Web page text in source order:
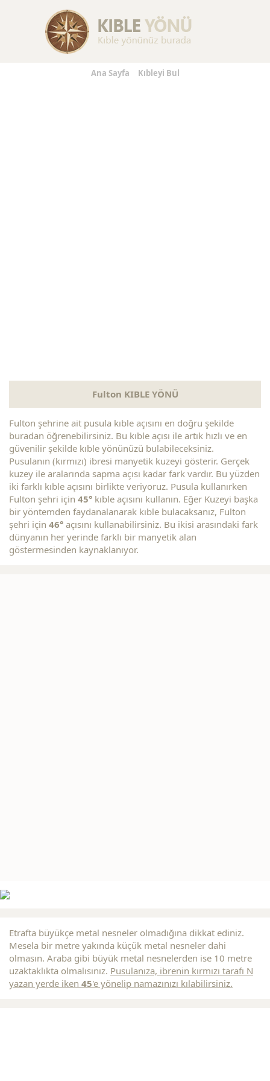
Replica Handbags
Ana Sayfa Kıbleyi Bul
Fulton KIBLE YÖNÜ
Fulton şehrine ait pusula kıble açısını en doğru şekilde
buradan öğrenebilirsiniz. Bu kıble açısı ile artık hızlı ve en
güvenilir şekilde kıble yönünüzü bulabileceksiniz.
Pusulanın (kırmızı) ibresi manyetik kuzeyi gösterir. Gerçek
kuzey ile aralarında sapma açısı kadar fark vardır. Bu yüzden
iki farklı kıble açısını birlikte veriyoruz. Pusula kullanırken
Fulton şehri için 45° kıble açısını kullanın. Eğer Kuzeyi başka
bir yöntemden faydanalanarak kıble bulacaksanız, Fulton
şehri için 46° açısını kullanabilirsiniz. Bu ikisi arasındaki fark
dünyanın her yerinde farklı bir manyetik alan
göstermesinden kaynaklanıyor.
Etrafta büyükçe metal nesneler olmadığına dikkat ediniz.
Mesela bir metre yakında küçük metal nesneler dahi
olmasın. Araba gibi büyük metal nesnelerden ise 10 metre
uzaktaklıkta olmalısınız. Pusulanıza, ibrenin kırmızı tarafı N
yazan yerde iken 45'e yönelip namazınızı kılabilirsiniz.